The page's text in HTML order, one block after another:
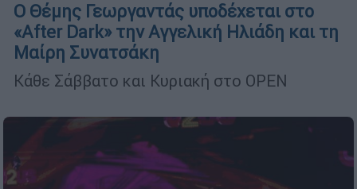
Ο Θέμης Γεωργαντάς υποδέχεται στο
«After Dark» την Αγγελική Ηλιάδη και τη
Μαίρη Συνατσάκη
Κάθε Σάββατο και Κυριακή στο OPEN